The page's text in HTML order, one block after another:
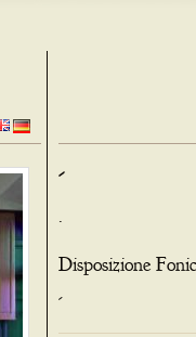
-
.
Disposizione
-